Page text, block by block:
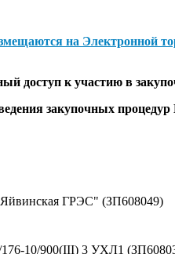
на Электронной
доступ к участию в
закупочных
ГРЭС" (ЗП608049)
10/900(III) 3 УХЛ1